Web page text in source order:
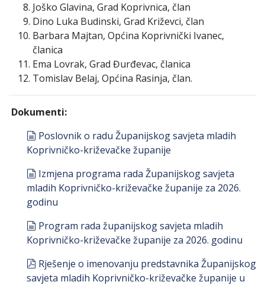
Joško Glavina, Grad Koprivnica, član
Dino Luka Budinski, Grad Križevci, član
Barbara Majtan, Općina Koprivnički Ivanec,
članica
Ema Lovrak, Grad Đurđevac, članica
Tomislav Belaj, Općina Rasinja, član.
Dokumenti:
document
Poslovnik o radu Županijskog savjeta mladih
Koprivničko-križevačke županije
document
Izmjena programa rada Županijskog savjeta
mladih Koprivničko-križevačke županije za 2026.
godinu
document
Program rada županijskog savjeta mladih
Koprivničko-križevačke županije za 2026. godinu
pdf
Rješenje o imenovanju predstavnika Županijskog
savjeta mladih Koprivničko-križevačke županije u